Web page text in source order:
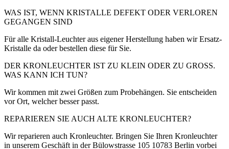
WAS IST, WENN KRISTALLE DEFEKT ODER VERLOREN
GEGANGEN SIND
Für alle Kristall-Leuchter aus eigener Herstellung haben wir Ersatz-
Kristalle da oder bestellen diese für Sie.
DER KRONLEUCHTER IST ZU KLEIN ODER ZU GROSS.
WAS KANN ICH TUN?
Wir kommen mit zwei Größen zum Probehängen. Sie entscheiden
vor Ort, welcher besser passt.
REPARIEREN SIE AUCH ALTE KRONLEUCHTER?
Wir reparieren auch Kronleuchter. Bringen Sie Ihren Kronleuchter
in unserem Geschäft in der Bülowstrasse 105 10783 Berlin vorbei